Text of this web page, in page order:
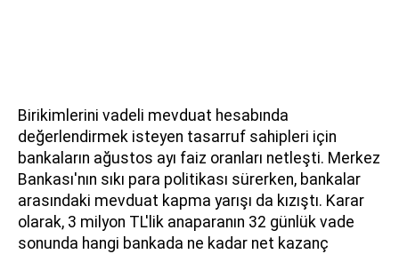
Birikimlerini vadeli mevduat hesabında
değerlendirmek isteyen tasarruf sahipleri için
bankaların ağustos ayı faiz oranları netleşti. Merkez
Bankası'nın sıkı para politikası sürerken, bankalar
arasındaki mevduat kapma yarışı da kızıştı. Karar
olarak, 3 milyon TL'lik anaparanın 32 günlük vade
sonunda hangi bankada ne kadar net kazanç